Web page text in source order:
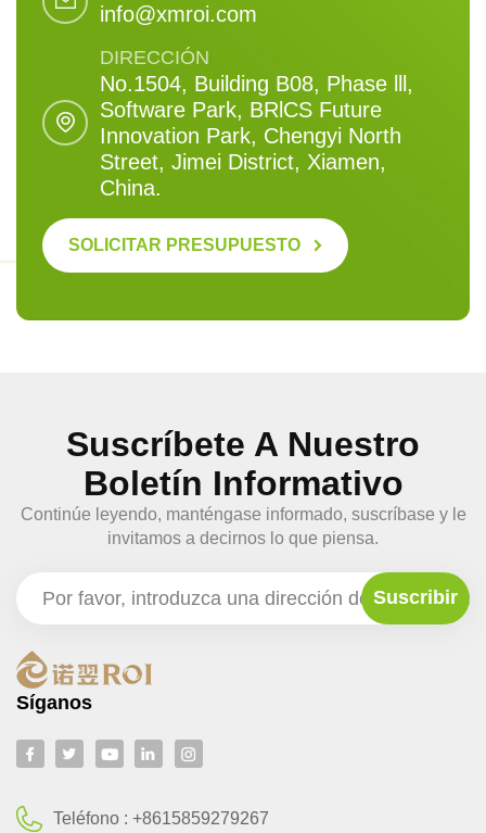
info@xmroi.com
DIRECCIÓN
No.1504, Building B08, Phase lll,
Software Park, BRlCS Future
Innovation Park, Chengyi North
Street, Jimei District, Xiamen,
China.
SOLICITAR PRESUPUESTO
Suscríbete A Nuestro
Boletín Informativo
Continúe leyendo, manténgase informado, suscríbase y le
invitamos a decirnos lo que piensa.
Síganos
Teléfono :+8615859279267